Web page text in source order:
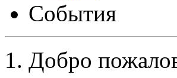
События
Добро